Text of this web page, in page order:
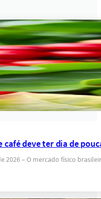
deve ter dia de
2026 – O mercado físico